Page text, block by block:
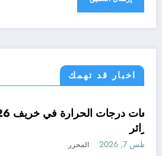
اخبار قد تهمك
الجزائر الحدث
الجزائر
أغسطس 7, 2026